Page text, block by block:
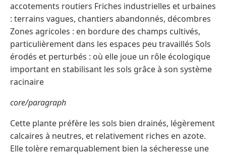
accotements routiers Friches industrielles et urbaines
: terrains vagues, chantiers abandonnés, décombres
Zones agricoles : en bordure des champs cultivés,
particulièrement dans les espaces peu travaillés Sols
érodés et perturbés : où elle joue un rôle écologique
important en stabilisant les sols grâce à son système
racinaire
core/paragraph
Cette plante préfère les sols bien drainés, légèrement
calcaires à neutres, et relativement riches en azote.
Elle tolère remarquablement bien la sécheresse une